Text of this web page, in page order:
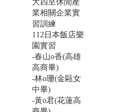
掘、分析及評
斷潛在問題，
課堂參與及意
見交流（互動
討論），形成
決策。
版權:學生提供
業相關企業實
習訓練
112日本飯店樂
園實習
-春山o香(高雄
高商畢)
-林o珊(金甌女
中畢)
-黃o君(花蓮高